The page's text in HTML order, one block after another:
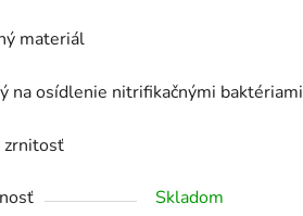
materiál
na osídlenie nitrifikačnými baktériami
zrnitosť
Skladom